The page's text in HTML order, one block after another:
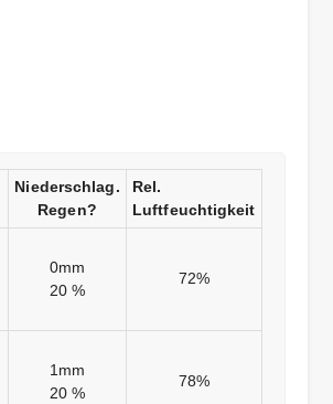
Niederschlag.
Regen?
Rel.
Luftfeuchtigkeit
0mm
20 %
72%
1mm
20 %
78%